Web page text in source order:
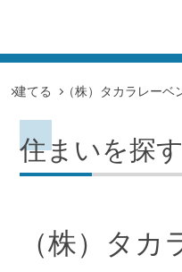
建てる （株）タカラレーベ
住まいを探す
（株）タ